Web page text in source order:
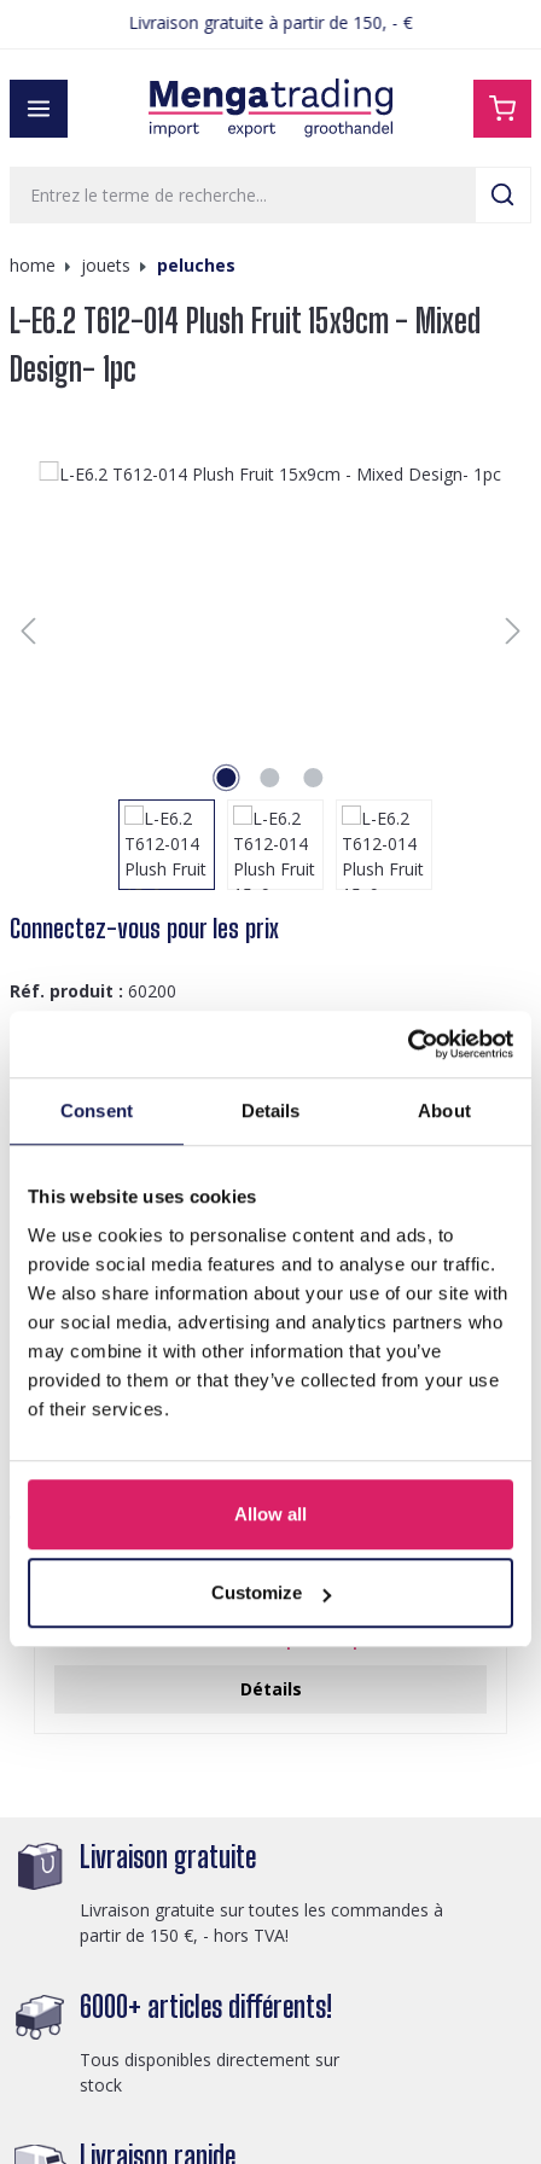
Consent Details About
This website uses cookies
We use cookies to personalise content and ads, to
provide social media features and to analyse our traffic.
We also share information about your use of our site with
our social media, advertising and analytics partners who
may combine it with other information that you’ve
provided to them or that they’ve collected from your use
of their services.
Allow all
Customize
Livraison gratuite à partir de 150, - €
home jouets peluches
L-E6.2 T612-014 Plush Fruit 15x9cm - Mixed
Design- 1pc
Ignorer la galerie d'images
Connectez-vous pour les prix
Réf. produit : 60200
D'autres ont acheté aussi
R-H3.2 KY2555-008 Keychain Plush Capybara Baguet 9cm
Détails
Livraison gratuite
Livraison gratuite sur toutes les commandes à
partir de 150 €, - hors TVA!
6000+ articles différents!
Tous disponibles directement sur
stock
Livraison rapide